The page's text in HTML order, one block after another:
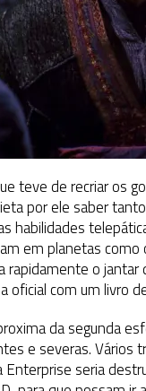
teve de recriar os
por ele saber
habilidades
em planetas
o
oficial com um livro
da segunda
e severas. Vários
seria